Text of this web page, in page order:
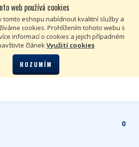
web používá cookies
tomto eshopu nabídnout kvalitní služby a
cookies. Prohlížením tohoto webu s
informací o cookies a jejich případném
článekVyužití cookies
ROZUMÍM
€
0